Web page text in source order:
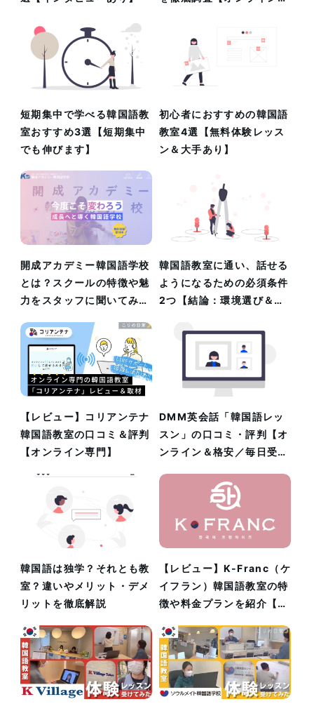
短期集中で学べる韓国語教
室おすすめ3選【短期集中
でも伸びます】
初心者におすすめの韓国語
教室4選【無料体験レッス
ン＆大手あり】
開成アカデミー韓国語学校
とは？スクールの特徴や魅
力をスタッフに聞いてみ
韓国語教室に通い、話せる
ようになるための必須条件
2つ【結論：環境選び＆独
【レビュー】コリアンテナ
韓国語教室の口コミ＆評判
【オンライン専門】
DMM英会話「韓国語レッ
スン」の口コミ・評判【オ
ンライン＆格安／毎日受講
韓国語は独学？それとも教
室？違いやメリット・デメ
リットを徹底解説
【レビュー】K-Franc（ケ
イフラン）韓国語教室の特
徴や料金プランを紹介【マ
ンあり】